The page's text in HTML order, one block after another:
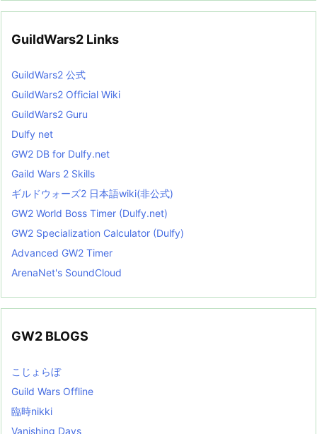
GuildWars2 Links
GuildWars2 公式
GuildWars2 Official Wiki
GuildWars2 Guru
Dulfy net
GW2 DB for Dulfy.net
Gaild Wars 2 Skills
ギルドウォーズ2 日本語wiki(非公式)
GW2 World Boss Timer (Dulfy.net)
GW2 Specialization Calculator (Dulfy)
Advanced GW2 Timer
ArenaNet's SoundCloud
GW2 BLOGS
こじょらぼ
Guild Wars Offline
臨時nikki
Vanishing Days